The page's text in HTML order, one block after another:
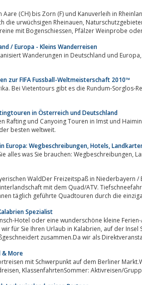
(CH) bis Zorn (F) und Kanuverleih in
von Pfalz, Baden und dem Elsass. Für Schulen,
Gruppen, Firmen und Vereine mit Bogenschiessen, Pfälzer Weinprobe
/ Europa - Kleins Wanderreisen
in Deutschland und Europa, Wandern ohne Gepäck und individuelle
zur FIFA Fussball-Weltmeisterschaft 2010™
Bei Vietentours gibt es die Rundum-Sorglos-
in Österreich und Deutschland
Rafting und Canyoing Touren in Imst und
besten weltweit.
Europa: Wegbeschreibungen, Hotels,
Auf
WaldDer Freizeitspaß in Niederbayern /
mit dem Quad/ATV.
täglich geführte Quadtouren durch die
Spezialist
Hotel oder eine wunderschöne kleine
auf der Insel Salina, und jetzt neu auch in Apulien, auf Sardinien
zusammen.Da wir als
& More
mit Schwerpunkt auf dem Berliner
Familienskireisen, Jugendreisen, KlassenfahrtenSommer: